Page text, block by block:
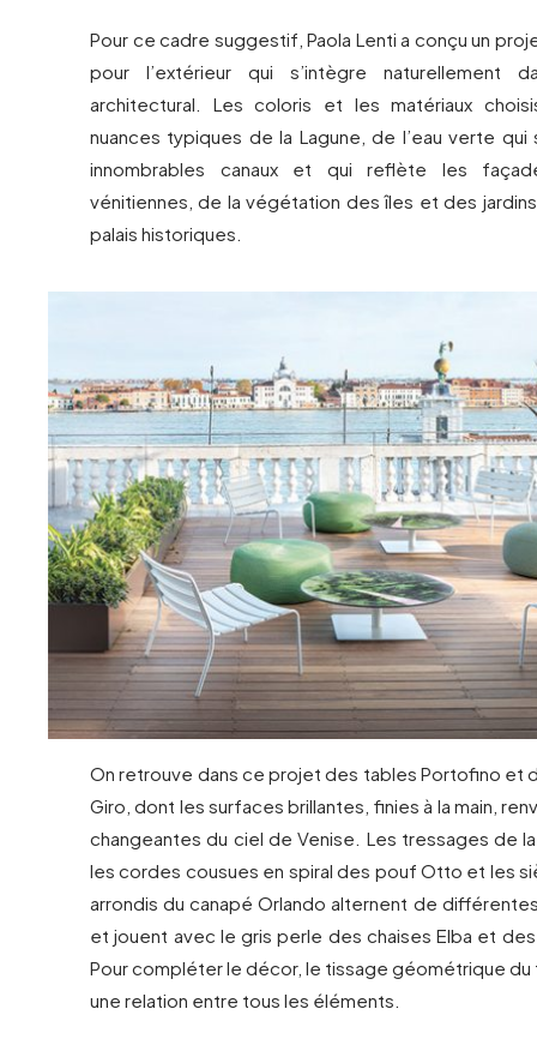
Pour ce cadre suggestif, Paola Lenti a conçu un
pour l’extérieur qui s’intègre naturellement
architectural. Les coloris et les matériaux
nuances typiques de la Lagune, de l’eau verte qui
innombrables canaux et qui reflète les
vénitiennes, de la végétation des îles et des
palais historiques.
On retrouve dans ce projet des tables Portofino et
Giro, dont les surfaces brillantes, finies à la main,
changeantes du ciel de Venise. Les tressages de
les cordes cousues en spiral des pouf Otto et les
arrondis du canapé Orlando alternent de
et jouent avec le gris perle des chaises Elba et
Pour compléter le décor, le tissage géométrique du
une relation entre tous les éléments.